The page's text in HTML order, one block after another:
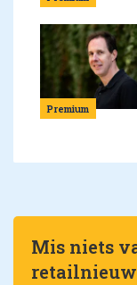
Premium
Mis niets